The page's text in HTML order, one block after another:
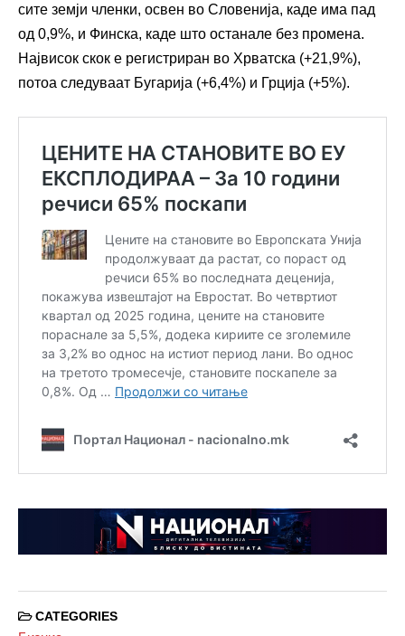
сите земји членки, освен во Словенија, каде има пад
од 0,9%, и Финска, каде што останале без промена.
Највисок скок е регистриран во Хрватска (+21,9%),
потоа следуваат Бугарија (+6,4%) и Грција (+5%).
CATEGORIES